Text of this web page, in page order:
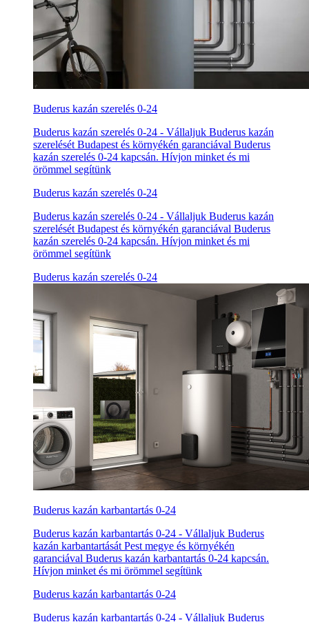
Buderus kazán szerelés 0-24
Buderus kazán szerelés 0-24 - Vállaljuk Buderus kazán
szerelését Budapest és környékén garanciával Buderus
kazán szerelés 0-24 kapcsán. Hívjon minket és mi
örömmel segítünk
Buderus kazán szerelés 0-24
Buderus kazán szerelés 0-24 - Vállaljuk Buderus kazán
szerelését Budapest és környékén garanciával Buderus
kazán szerelés 0-24 kapcsán. Hívjon minket és mi
örömmel segítünk
Buderus kazán szerelés 0-24
Buderus kazán karbantartás 0-24
Buderus kazán karbantartás 0-24 - Vállaljuk Buderus
kazán karbantartását Pest megye és környékén
garanciával Buderus kazán karbantartás 0-24 kapcsán.
Hívjon minket és mi örömmel segítünk
Buderus kazán karbantartás 0-24
Buderus kazán karbantartás 0-24 - Vállaljuk Buderus